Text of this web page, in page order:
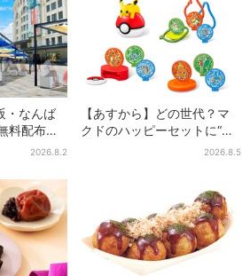
・なんば
料配布…2
テの人気
2026.8.2
【あすから】どの世代？マ
クドのハッピーセットに“ポ
ケモンおもちゃ”、歴代30匹
2026.8.5